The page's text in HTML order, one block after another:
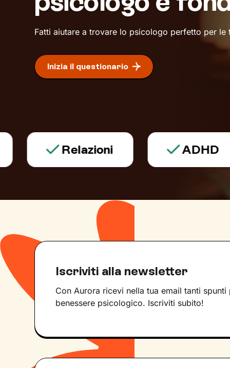
Fatti aiutare a trovare lo psicologo perfetto per le
Inizia il questionario
Relazioni ADHD
Iscriviti alla newsletter
Con Aurora ricevi nella tua email tanti
benessere psicologico. Iscriviti subito!